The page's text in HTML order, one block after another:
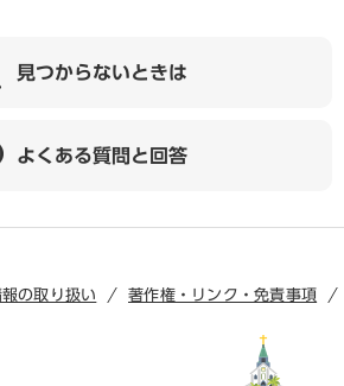
見つからないときは
よくある質問と回答
の取り扱い
著作権・リンク・免責事項